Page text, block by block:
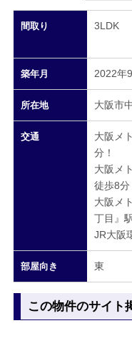
間取り 3LDK
築年月 2022年
所在地 大阪市
交通
大阪メ
分！
大阪メ
徒歩8分
大阪メ
丁目』
JR大阪
部屋向き 東
この物件のサイト